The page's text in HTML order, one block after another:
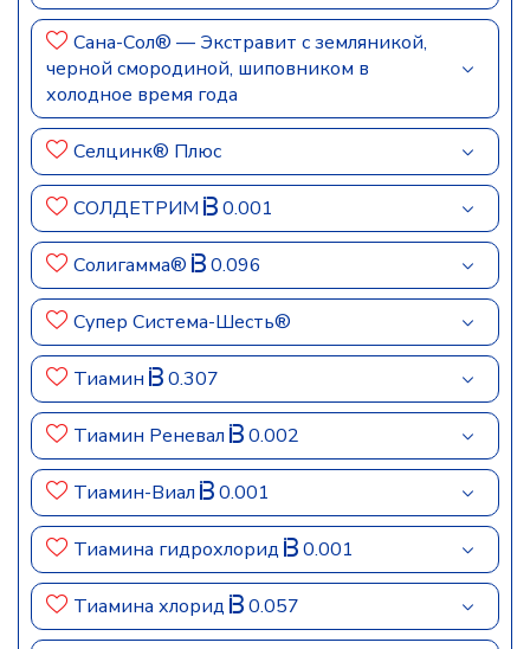
Сана-Сол® — Экстравит с земляникой,
черной смородиной, шиповником в
холодное время года
Селцинк® Плюс
СОЛДЕТРИМ 0.001
Солигамма® 0.096
Супер Система-Шесть®
Тиамин 0.307
Тиамин Реневал 0.002
Тиамин-Виал 0.001
Тиамина гидрохлорид 0.001
Тиамина хлорид 0.057